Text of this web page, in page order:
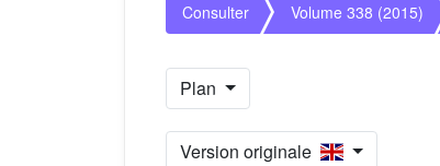
Consulter Volume 338 (2015)
Plan
Version originale